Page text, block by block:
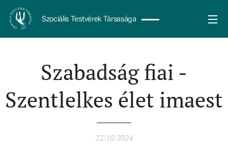
Szociális Testvérek Társasága
Szabadság fiai -
Szentlelkes élet imaest
22/10/2024